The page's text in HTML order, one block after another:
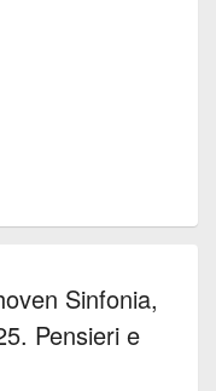
Sinfonia,
Pensieri e